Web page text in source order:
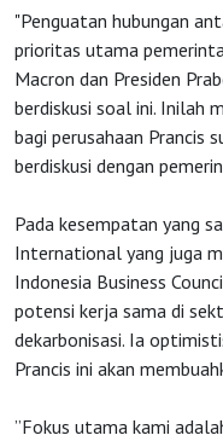
"Penguatan hubungan
prioritas utama
Macron dan Presiden
berdiskusi soal ini. Inilah
bagi perusahaan Prancis
berdiskusi dengan
Pada kesempatan yang
International yang juga
Indonesia Business
potensi kerja sama di
dekarbonisasi. Ia
Prancis ini akan
”Fokus utama kami